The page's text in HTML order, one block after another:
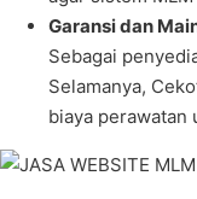
Garansi dan
Sebagai
Selamanya,
biaya perawatan